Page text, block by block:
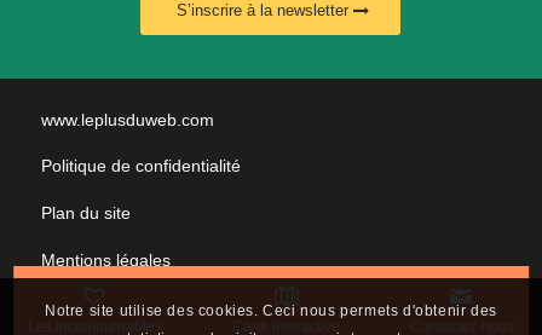
Les incontournables Carte interactive Contactez-nous
S’inscrire à la newsletter
www.leplusduweb.com
Politique de confidentialité
Plan du site
Mentions légales
Nous contacter
Notre site utilise des cookies. Ceci nous permets d'obtenir des